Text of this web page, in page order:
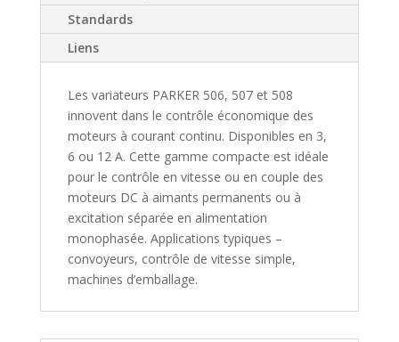
Standards
Liens
Les variateurs PARKER 506, 507 et 508
innovent dans le contrôle économique des
moteurs à courant continu. Disponibles en 3,
6 ou 12 A. Cette gamme compacte est idéale
pour le contrôle en vitesse ou en couple des
moteurs DC à aimants permanents ou à
excitation séparée en alimentation
monophasée. Applications typiques –
convoyeurs, contrôle de vitesse simple,
machines d’emballage.